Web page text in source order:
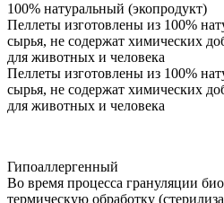
100% натуральный (экопродукт)
Пеллеты изготовлены из 100%
сырья, не содержат химических
для животных и человека
Пеллеты изготовлены из 100%
сырья, не содержат химических
для животных и человека
Гипоаллергенный
Во время процесса грануляции
термическую обработку